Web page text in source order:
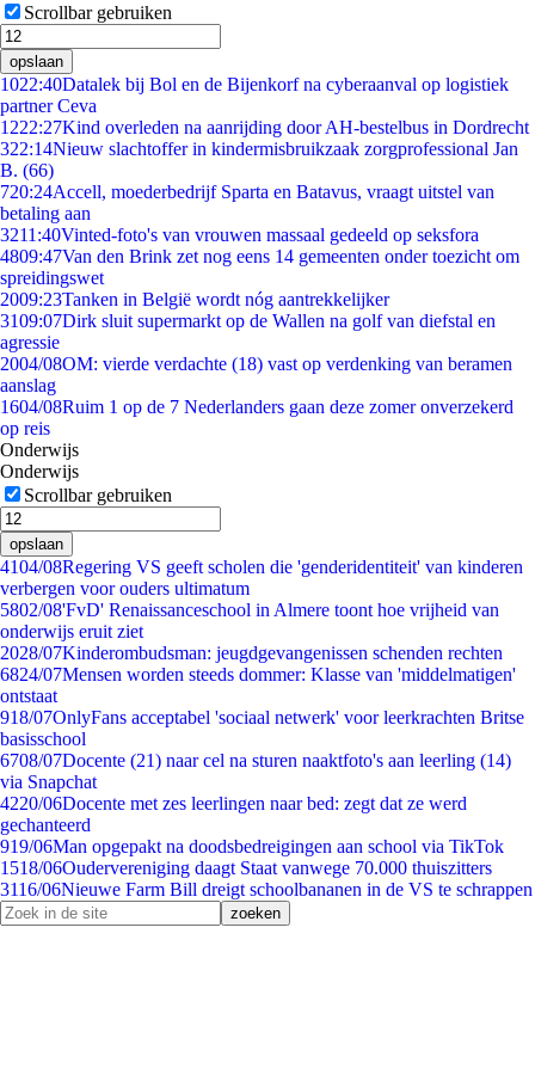
Scrollbar gebruiken
opslaan
1022:40Datalek bij Bol en de Bijenkorf na cyberaanval op logistiek
partner Ceva
1222:27Kind overleden na aanrijding door AH-bestelbus in Dordrecht
322:14Nieuw slachtoffer in kindermisbruikzaak zorgprofessional Jan
B. (66)
720:24Accell, moederbedrijf Sparta en Batavus, vraagt uitstel van
betaling aan
3211:40Vinted-foto's van vrouwen massaal gedeeld op seksfora
4809:47Van den Brink zet nog eens 14 gemeenten onder toezicht om
spreidingswet
2009:23Tanken in België wordt nóg aantrekkelijker
3109:07Dirk sluit supermarkt op de Wallen na golf van diefstal en
agressie
2004/08OM: vierde verdachte (18) vast op verdenking van beramen
aanslag
1604/08Ruim 1 op de 7 Nederlanders gaan deze zomer onverzekerd
op reis
Onderwijs
Onderwijs
Scrollbar gebruiken
opslaan
4104/08Regering VS geeft scholen die 'genderidentiteit' van kinderen
verbergen voor ouders ultimatum
5802/08'FvD' Renaissanceschool in Almere toont hoe vrijheid van
onderwijs eruit ziet
2028/07Kinderombudsman: jeugdgevangenissen schenden rechten
6824/07Mensen worden steeds dommer: Klasse van 'middelmatigen'
ontstaat
918/07OnlyFans acceptabel 'sociaal netwerk' voor leerkrachten Britse
basisschool
6708/07Docente (21) naar cel na sturen naaktfoto's aan leerling (14)
via Snapchat
4220/06Docente met zes leerlingen naar bed: zegt dat ze werd
gechanteerd
919/06Man opgepakt na doodsbedreigingen aan school via TikTok
1518/06Oudervereniging daagt Staat vanwege 70.000 thuiszitters
3116/06Nieuwe Farm Bill dreigt schoolbananen in de VS te schrappen